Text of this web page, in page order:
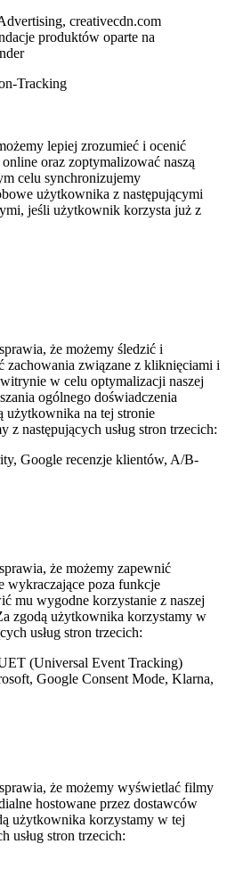
creativecdn.com
produktów oparte na
Tracking
lepiej zrozumieć i ocenić
oraz zoptymalizować naszą
celu synchronizujemy
użytkownika z następującymi
jeśli użytkownik korzysta już z
że możemy śledzić i
zachowania związane z kliknięciami i
w celu optymalizacji naszej
ogólnego doświadczenia
użytkownika na tej stronie
z następujących usług stron trzecich:
Google recenzje klientów, A/B-
że możemy zapewnić
poza funkcje
mu wygodne korzystanie z naszej
zgodą użytkownika korzystamy w
usług stron trzecich:
(Universal Event Tracking)
Google Consent Mode, Klarna,
że możemy wyświetlać filmy
hostowane przez dostawców
użytkownika korzystamy w tej
usług stron trzecich: